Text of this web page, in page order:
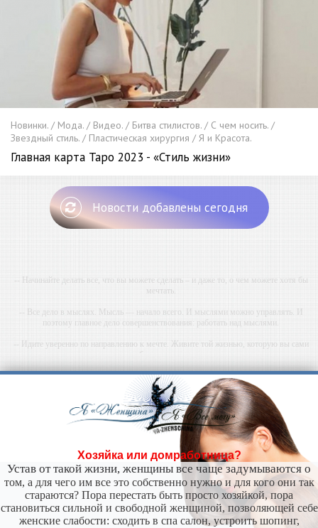
Новинки. / Мода. / Видео. / Битва стилистов. / С чем носить. /
Звездный стиль. / Пластическая хирургия / Я и Красота.
Главная карта Таро 2023 - «Стиль жизни»
Новости добавлены сегодня
-- Начинайте делать все, что вы можете сделать – и даже то, о чем можете хотя бы
мечтать.
-- Все дело в мыслях. Мысль — начало всего. И мыслями можно управлять. И
поэтому главное дело совершенствования: работать над мыслями.
-- Идите уверенно по направлению к мечте. Живите той жизнью, которую вы сами
-- Самое большое богатство — это ум. Самая большая нищета — глупость. Из всех
страхов самый пугающий — самолюбование.
-- Лучшее, что можно сделать с хорошим советом, это пропустить его мимо ушей. Он
никогда не бывает полезен никому, кроме того, кто его дал.
-- Люблю давать советы и очень не люблю, когда их дают мне.
Хозяйка или домработница?
Устав от такой жизни, женщины все чаще задумываются о
том, а для чего им все это собственно нужно и для кого они так
стараются? Пора перестать быть просто хозяйкой, пора
становиться сильной и свободной женщиной, позволяющей себе
женские слабости: сходить в спа салон, устроить шопинг,